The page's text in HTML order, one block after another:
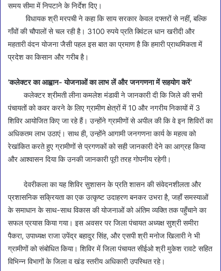
समय सीमा में निपटाने के निर्देश दिए।
विधायक श्री मरपची ने कहा कि साय सरकार केवल दफ्तरों से नहीं, बल्कि
गाँवों की चौपालों से चल रही है। 3100 रुपये प्रति क्विंटल धान खरीदी और
महतारी वंदन योजना जैसी पहल इस बात का प्रमाण है कि हमारी प्राथमिकता में
प्रदेश का किसान और गरीब है।
’कलेक्टर का आह्वान- योजनाओं का लाभ लें और जनगणना में सहयोग करें’
कलेक्टर श्रीमती लीना कमलेश मंडावी ने जानकारी दी कि जिले की सभी
पंचायतों को कवर करने के लिए ग्रामीण क्षेत्रों में 10 और नगरीय निकायों में 3
शिविर आयोजित किए जा रहे हैं। उन्होंने ग्रामीणों से अपील की कि वे इन शिविरों का
अधिकतम लाभ उठाएं। साथ ही, उन्होंने आगामी जनगणना कार्य के महत्व को
रेखांकित करते हुए ग्रामीणों से प्रगणकों को सही जानकारी देने का आग्रह किया
और आश्वासन दिया कि उनकी जानकारी पूरी तरह गोपनीय रहेगी।
देवरीकला का यह शिविर सुशासन के प्रति शासन की संवेदनशीलता और
प्रशासनिक सक्रियता का एक उत्कृष्ट उदाहरण बनकर उभरा है, जहाँ समस्याओं
के समाधान के साथ-साथ विकास की योजनाओं को अंतिम व्यक्ति तक पहुँचाने का
सफल प्रयास किया गया। इस अवसर पर जिला पंचायत अध्यक्ष सुश्री समीरा
पैकरा, उपाध्यक्ष राजा उपेंद्र बहादुर सिंह, और एसपी श्री मनोज खिलारी ने भी
ग्रामीणों को संबोधित किया। शिविर में जिला पंचायत सीईओ श्री मुकेश रावटे सहित
विभिन्न विभागों के जिला व खंड स्तरीय अधिकारी उपस्थित रहे।